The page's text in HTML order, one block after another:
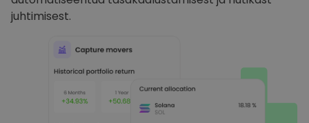
juhtimisest.